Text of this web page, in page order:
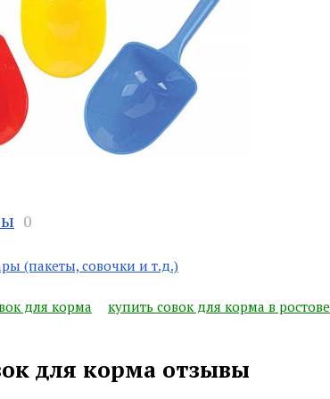
0
(пакеты, совочки и т.д.)
для корма купить совок для корма в ростове
для корма отзывы